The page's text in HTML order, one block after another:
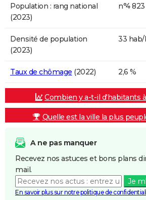
Population : rang national
(2023)
n°4 823
Densité de population
(2023)
33
Taux de chômage (2022) 2,6 %
Combien y a-t-il d'habitants
Quelle est la ville la plus
A ne pas manquer
Recevez nos astuces et bons plans
mail.
Je
En savoir plus sur notre politique de